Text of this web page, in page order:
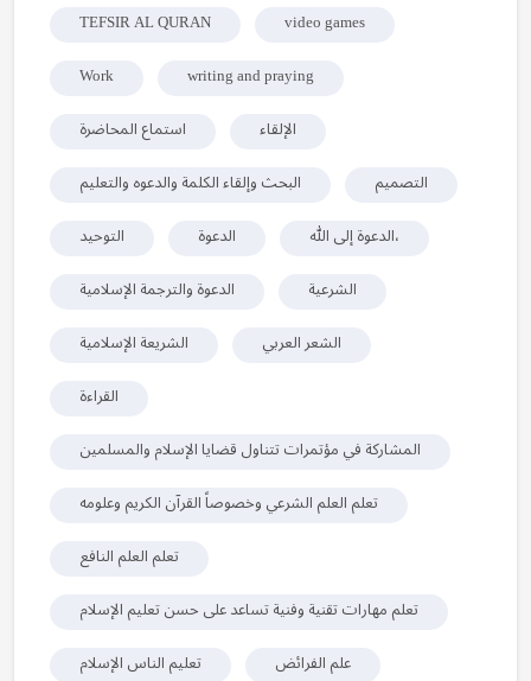
TEFSIR AL QURAN
video games
Work
writing and praying
استماع المحاضرة
الإلقاء
البحث وإلقاء الكلمة والدعوه والتعليم
التصميم
التوحيد
الدعوة
الدعوة إلى الله،
الدعوة والترجمة الإسلامية
الشرعية
الشريعة الإسلامية
الشعر العربي
القراءة
المشاركة في مؤتمرات تتناول قضايا الإسلام والمسلمين
تعلم العلم الشرعي وخصوصاً القرآن الكريم وعلومه
تعلم العلم النافع
تعلم مهارات تقنية وفنية تساعد على حسن تعليم الإسلام
تعليم الناس الإسلام
علم الفرائض